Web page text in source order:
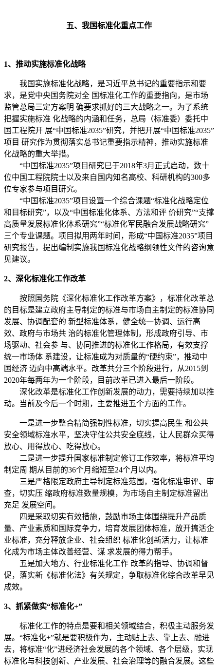
五、我国标准化重点工作
1、推动实施标准化战略
我国实施标准化战略，是习近平总书记的重要指示和要
求，是党中央国务院对全 国标准化工作的重要指向，是市场
监管总局三定方案明 确要求抓好的三大战略之一。为了系统
把握实施标准 化战略的内涵和任务，总局（标准委）委托中
国工程院开 展“中国标准2035”研究，并把开展“中国标准2035”
项目 研究作为贯彻落实总书记重要指示精神，推动实施标准
化战略的重大举措。
“中国标准2035”项目研究已于2018年3月正式启动，数十
位中国工程院院士以及来自国内知名高校、科研机构的300多
位专家参与项目研究。
“中国标准2035”项目设置一个综合课题“标准化战略定位
和目标研究”，以及“中国标准化体系、方法和评 价研究”“支撑
高质量发展标准化体系研究”“标准化军民融合发展战略研究”
三个专业课题。项目拟用两年时间，形成“中国标准2035”项目
研究报告，提出编制实施我国标准化战略纲领性文件的咨询意
见建议。
2、深化标准化工作改革
按照国务院《深化标准化工作改革方案》，标准化改革总
的目标是建立政府主导制定的标准与市场自主制定的标准协同
发展、协调配套的 新型标准体系，健全统一协调、运行高
效、政府与市场共 治的标准化管理体制，形成政府引导、市
场驱动、社会参 与、协同推进的标准化工作格局，有效支撑
统一市场体 系建设，让标准成为对质量的“硬约束”，推动中
国经济 迈向中高端水平。改革共分三个阶段进行，从2015到
2020年每两年为一个阶段，目前改革已进入最后一阶段。
深化改革是标准化工作创新发展的动力，需要持续加以推
动。当前及今后一个时期，主要推进五个方面的工作。
一是进一步整合精简强制性标准，切实提高民生 和公共
安全领域标准水平，坚决守住公共安全底线，让人民群众买得
放心、用得放心、吃得放心。
二是进一步提升国家标准制定修订工作效率，将标准平均
制定周 期从目前的36个月缩短至24个月以内。
三是严格限定政府主导制定标准范围，强化标准审评、审
查，切实压 缩政府标准数量规模，为市场自主制定标准留出
充足 发展空间。
四是采取切实有效措施，鼓励市场主体围绕提升产品质
量、产业素质和国际竞争力，培育发展团体标准，放开搞活企
业标准，充分释放企业、社会组织 标准化创新活力，让标准
化成为市场主体改善经营、谋 求发展的得力帮手。
五是加大地方、行业标准化工作 改革的指导、协调和督
促，落实新《标准化法》有关规定，争取标准化综合改革早见
成效。
3、抓紧做实“标准化+”
标准化工作的特点是要和相关领域结合，积极主动服务发
展。“标准化+”就是要积极作为，主动贴上去、靠上去、融进
去，将标准“化”进经济社会发展的各个领域、各个层级，实现
标准化与科技创新、产业发展、社会治理等的融合发展。这些